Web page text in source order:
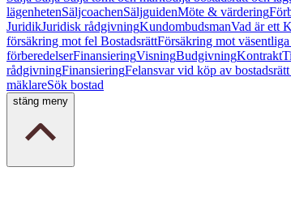
lägenhetenSäljcoachenSäljguidenMöte & värdering
JuridikJuridisk rådgivningKundombudsmanVad är ett
försäkring mot fel BostadsrättFörsäkring mot
förberedelserFinansieringVisningBudgivningKontrakt
rådgivningFinansieringFelansvar vid köp av
mäklareSök bostad
stäng meny